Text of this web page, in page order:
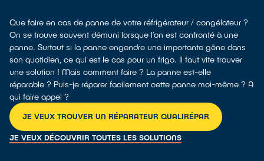
Que faire en cas de panne de votre réfrigérateur / congélateur ?
On se trouve souvent démuni lorsque l’on est confronté à une
panne. Surtout si la panne engendre une importante gêne dans
son quotidien, ce qui est le cas pour un frigo. Il faut vite trouver
une solution ! Mais comment faire ? La panne est-elle
réparable ? Puis-je réparer facilement cette panne moi-même ? A
qui faire appel ?
JE VEUX TROUVER UN RÉPARATEUR QUALIRÉPAR
JE VEUX DÉCOUVRIR TOUTES LES SOLUTIONS